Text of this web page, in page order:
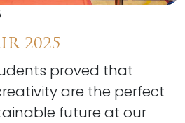
2025
proved that
are the perfect
future at our